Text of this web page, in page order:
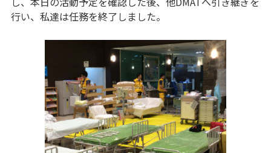
行い、私達は任務を終了しました。